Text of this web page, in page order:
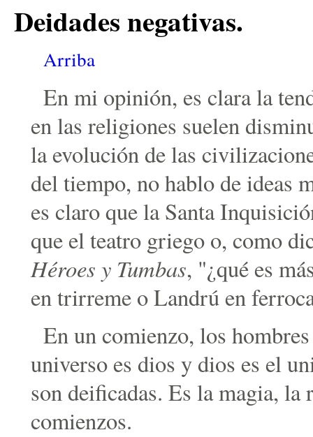
Deidades negativas.
Arriba
En mi opinión, es clara la
en las religiones suelen
la evolución de las
del tiempo, no hablo de ideas
es claro que la Santa
que el teatro griego o, como
Héroes y Tumbas, "¿qué es
en trirreme o Landrú en
En un comienzo, los
universo es dios y dios es el
son deificadas. Es la magia,
comienzos.